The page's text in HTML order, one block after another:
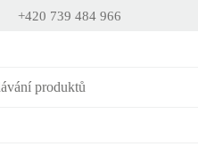
+420 739 484 966